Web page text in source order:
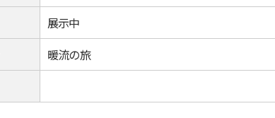
展示中
暖流の旅